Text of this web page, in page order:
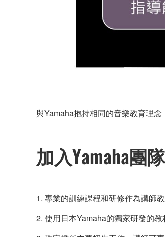
與Yamaha抱持相同的音樂教育理
加入Yamaha團
1. 專業的訓練課程和研修作為講師
2. 使用日本Yamaha的獨家研發的